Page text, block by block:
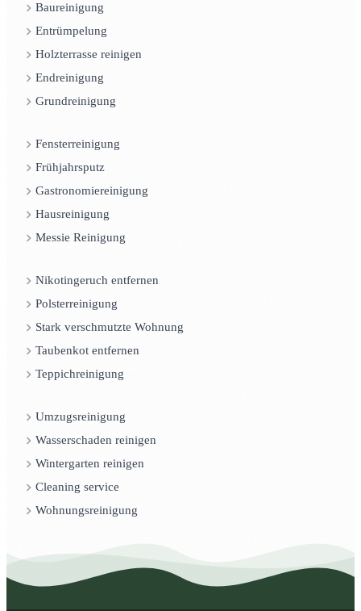
Baureinigung
Entrümpelung
Holzterrasse reinigen
Endreinigung
Grundreinigung
Fensterreinigung
Frühjahrsputz
Gastronomiereinigung
Hausreinigung
Messie Reinigung
Nikotingeruch entfernen
Polsterreinigung
Stark verschmutzte Wohnung
Taubenkot entfernen
Teppichreinigung
Umzugsreinigung
Wasserschaden reinigen
Wintergarten reinigen
Cleaning service
Wohnungsreinigung